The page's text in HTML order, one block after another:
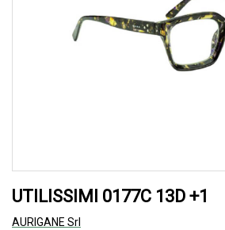
UTILISSIMI 0177C 13D +1
AURIGANE Srl